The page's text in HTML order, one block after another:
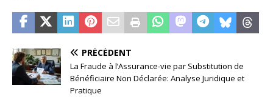
PRÉCÉDENT
La Fraude à l’Assurance-vie par Substitution de
Bénéficiaire Non Déclarée: Analyse Juridique et
Pratique